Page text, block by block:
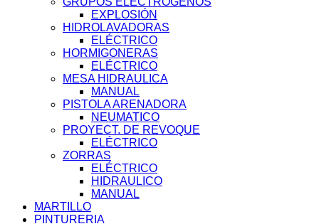
EXPLOSIÓN
HIDROLAVADORAS
ELÉCTRICO
HORMIGONERAS
ELÉCTRICO
MESA HIDRAULICA
MANUAL
PISTOLA ARENADORA
NEUMATICO
PROYECT. DE REVOQUE
ELÉCTRICO
ZORRAS
ELÉCTRICO
HIDRAULICO
MANUAL
MARTILLO
PINTURERIA